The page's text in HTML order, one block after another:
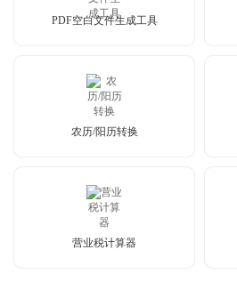
PDF空白文件生成工具
农历/阳历转换
营业税计算器